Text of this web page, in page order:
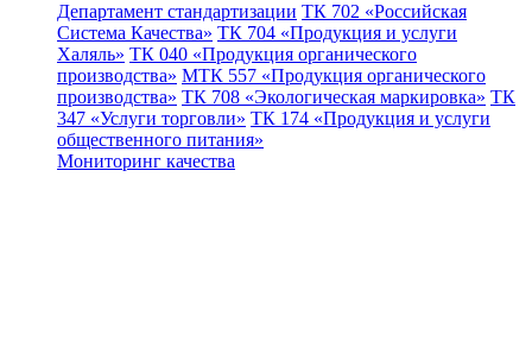
Департамент стандартизации ТК 702 «Российская
Система Качества» ТК 704 «Продукция и услуги
Халяль» ТК 040 «Продукция органического
производства» МТК 557 «Продукция органического
производства» ТК 708 «Экологическая маркировка» ТК
347 «Услуги торговли» ТК 174 «Продукция и услуги
общественного питания»
Мониторинг качества